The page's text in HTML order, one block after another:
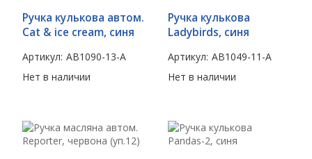
Ручка кулькова автом.
Cat & ice cream, синя
Артикул: AB1090-13-A
Нет в наличии
Ручка кулькова
Ladybirds, синя
Артикул: AB1049-11-A
Нет в наличии